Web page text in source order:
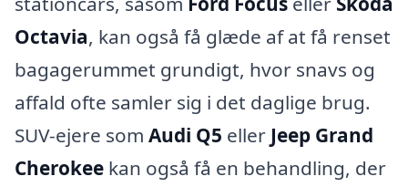
Octavia, kan også få glæde af at få renset
bagagerummet grundigt, hvor snavs og
affald ofte samler sig i det daglige brug.
SUV-ejere som Audi Q5 eller Jeep Grand
Cherokee kan også få en behandling, der